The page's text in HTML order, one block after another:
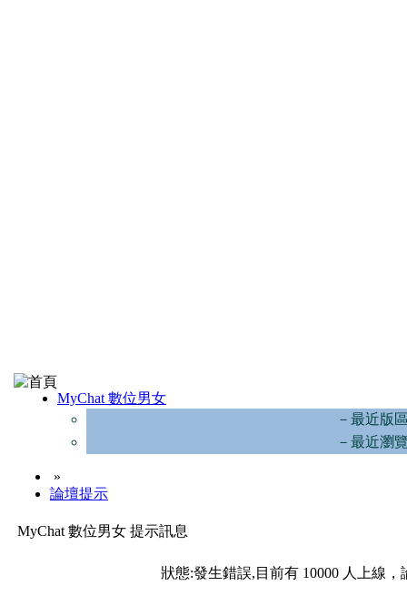
MyChat 數位男女
－最近版
－最近瀏
»
論壇提示
MyChat 數位男女 提示訊息
狀態:發生錯誤,目前有 10000 人上線